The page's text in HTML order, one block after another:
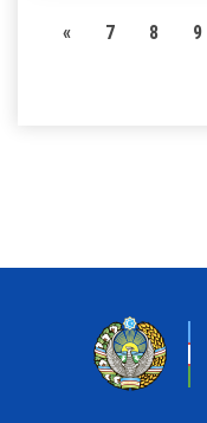
« 7 8 9